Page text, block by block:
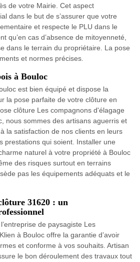
de votre Mairie. Cet aspect
dans le but de s’assurer que votre
et respecte le PLU dans le
qu’en cas d’absence de mitoyenneté,
dans le terrain du propriétaire. La pose
et normes précises.
à Bouloc
est bien équipé et dispose la
la pose parfaite de votre clôture en
clôture Les compagnons d'élagage
nous sommes des artisans aguerris et
la satisfaction de nos clients en leurs
prestations qui soient. Installer une
naturel à votre propriété à Bouloc
des risques surtout en terrains
pas les équipements adéquats et le
31620 : un
de paysagiste Les
à Bouloc offre la garantie d’avoir
et conforme à vos souhaits. Artisan
le bon déroulement des travaux tout